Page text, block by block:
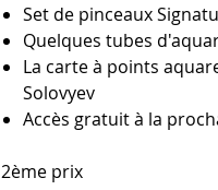
Set de pinceaux
Quelques tubes
La carte à points
Solovyev
Accès gratuit à la
2ème prix